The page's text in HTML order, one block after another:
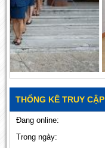
THỐNG KÊ TRUY CẬP
Đang online:
Trong ngày: